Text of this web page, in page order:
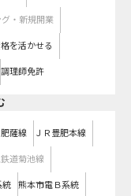
グ・新規開業
を活かせる
調理師免許
肥薩線 ＪＲ豊肥本線
道菊池線
統 熊本市電Ｂ系統